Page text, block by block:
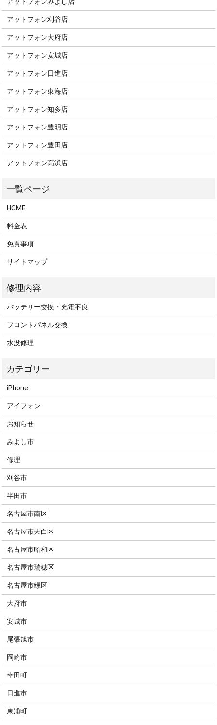
アットフォン刈谷店
アットフォン大府店
アットフォン安城店
アットフォン日進店
アットフォン東海店
アットフォン知多店
アットフォン豊明店
アットフォン豊田店
アットフォン高浜店
HOME
料金表
免責事項
サイトマップ
バッテリー交換・充電不良
フロントパネル交換
水没修理
iPhone
アイフォン
お知らせ
みよし市
修理
刈谷市
半田市
名古屋市南区
名古屋市天白区
名古屋市昭和区
名古屋市瑞穂区
名古屋市緑区
大府市
安城市
尾張旭市
岡崎市
幸田町
日進市
東浦町